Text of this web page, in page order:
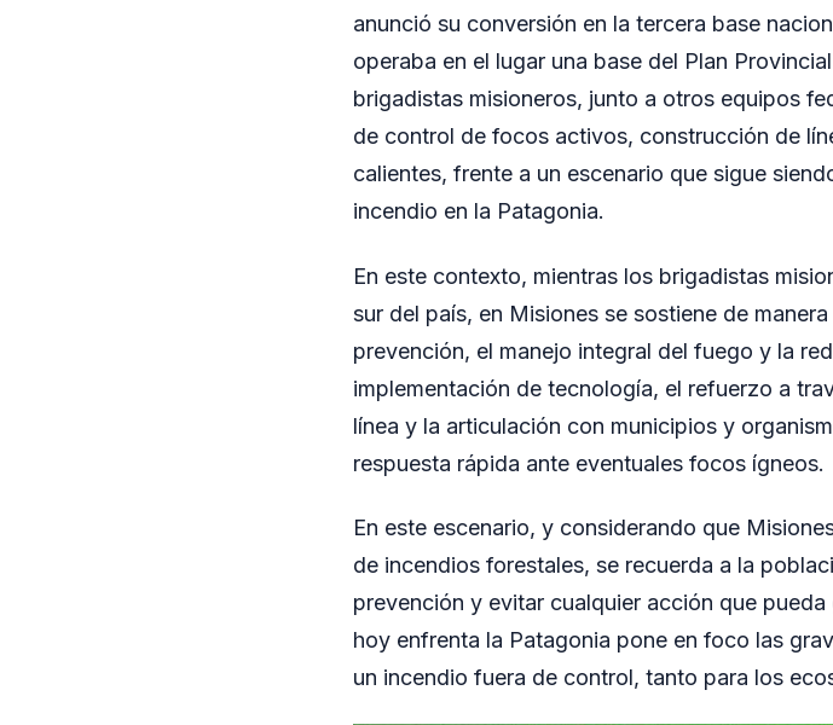
anunció su conversión en la tercera base
operaba en el lugar una base del Plan
brigadistas misioneros, junto a otros equipos
de control de focos activos, construcción de
calientes, frente a un escenario que sigue
incendio en la Patagonia.
En este contexto, mientras los brigadistas
sur del país, en Misiones se sostiene de
prevención, el manejo integral del fuego y la
implementación de tecnología, el refuerzo a
línea y la articulación con municipios y
respuesta rápida ante eventuales focos ígneos.
En este escenario, y considerando que
de incendios forestales, se recuerda a la
prevención y evitar cualquier acción que
hoy enfrenta la Patagonia pone en foco las
un incendio fuera de control, tanto para los